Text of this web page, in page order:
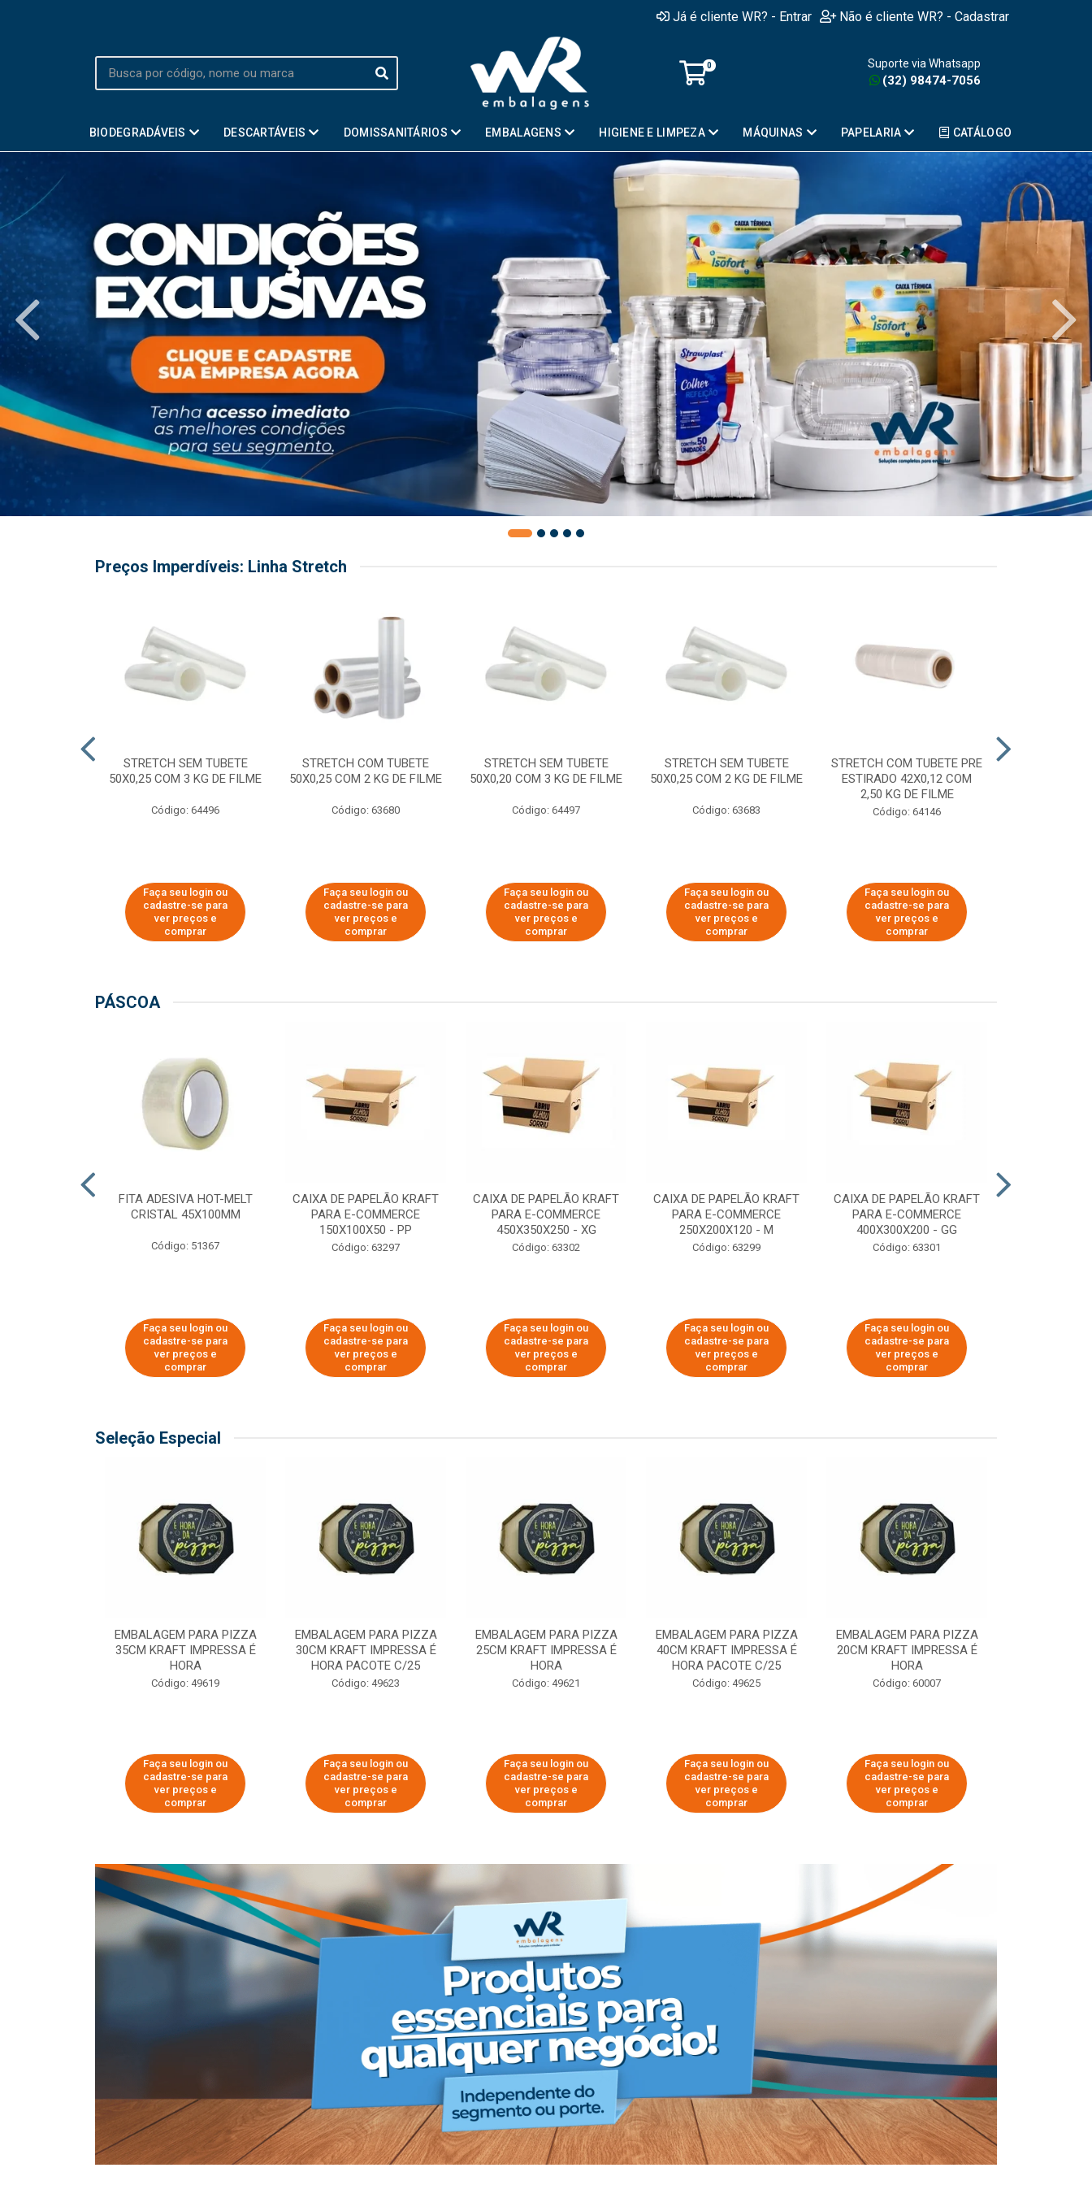
Já é cliente WR? - Entrar Não é cliente WR? - Cadastrar
0 Suporte via Whatsapp
(32) 98474-7056
BIODEGRADÁVEIS DESCARTÁVEIS DOMISSANITÁRIOS EMBALAGENS HIGIENE E LIMPEZA MÁQUINAS PAPELARIA CATÁLOGO
Preços Imperdíveis: Linha Stretch
STRETCH SEM TUBETE
50X0,25 COM 3 KG DE FILME
Código: 64496
Faça seu login ou
cadastre-se para
ver preços e
comprar
STRETCH COM TUBETE
50X0,25 COM 2 KG DE FILME
Código: 63680
Faça seu login ou
cadastre-se para
ver preços e
comprar
STRETCH SEM TUBETE
50X0,20 COM 3 KG DE FILME
Código: 64497
Faça seu login ou
cadastre-se para
ver preços e
comprar
STRETCH SEM TUBETE
50X0,25 COM 2 KG DE FILME
Código: 63683
Faça seu login ou
cadastre-se para
ver preços e
comprar
STRETCH COM TUBETE PRE
ESTIRADO 42X0,12 COM
2,50 KG DE FILME
Código: 64146
Faça seu login ou
cadastre-se para
ver preços e
comprar
PÁSCOA
FITA ADESIVA HOT-MELT
CRISTAL 45X100MM
Código: 51367
Faça seu login ou
cadastre-se para
ver preços e
comprar
CAIXA DE PAPELÃO KRAFT
PARA E-COMMERCE
150X100X50 - PP
Código: 63297
Faça seu login ou
cadastre-se para
ver preços e
comprar
CAIXA DE PAPELÃO KRAFT
PARA E-COMMERCE
450X350X250 - XG
Código: 63302
Faça seu login ou
cadastre-se para
ver preços e
comprar
CAIXA DE PAPELÃO KRAFT
PARA E-COMMERCE
250X200X120 - M
Código: 63299
Faça seu login ou
cadastre-se para
ver preços e
comprar
CAIXA DE PAPELÃO KRAFT
PARA E-COMMERCE
400X300X200 - GG
Código: 63301
Faça seu login ou
cadastre-se para
ver preços e
comprar
Seleção Especial
EMBALAGEM PARA PIZZA
35CM KRAFT IMPRESSA É
HORA
Código: 49619
Faça seu login ou
cadastre-se para
ver preços e
comprar
EMBALAGEM PARA PIZZA
30CM KRAFT IMPRESSA É
HORA PACOTE C/25
Código: 49623
Faça seu login ou
cadastre-se para
ver preços e
comprar
EMBALAGEM PARA PIZZA
25CM KRAFT IMPRESSA É
HORA
Código: 49621
Faça seu login ou
cadastre-se para
ver preços e
comprar
EMBALAGEM PARA PIZZA
40CM KRAFT IMPRESSA É
HORA PACOTE C/25
Código: 49625
Faça seu login ou
cadastre-se para
ver preços e
comprar
EMBALAGEM PARA PIZZA
20CM KRAFT IMPRESSA É
HORA
Código: 60007
Faça seu login ou
cadastre-se para
ver preços e
comprar